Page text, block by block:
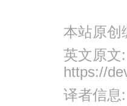
本站原创
英文原文:
https://
译者信息: